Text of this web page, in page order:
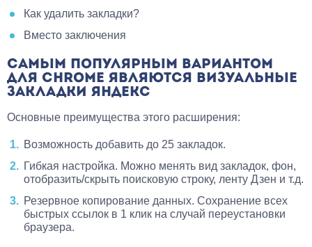
Как удалить закладки?
Вместо заключения
САМЫМ ПОПУЛЯРНЫМ ВАРИАНТОМ
ДЛЯ CHROME ЯВЛЯЮТСЯ ВИЗУАЛЬНЫЕ
ЗАКЛАДКИ ЯНДЕКС
Основные преимущества этого расширения:
Возможность добавить до 25 закладок.
Гибкая настройка. Можно менять вид закладок, фон,
отобразить/скрыть поисковую строку, ленту Дзен и т.д.
Резервное копирование данных. Сохранение всех
быстрых ссылок в 1 клик на случай переустановки
браузера.